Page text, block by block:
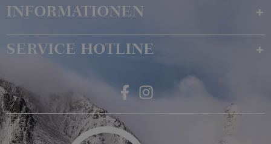
INFORMATIONEN
SERVICE HOTLINE